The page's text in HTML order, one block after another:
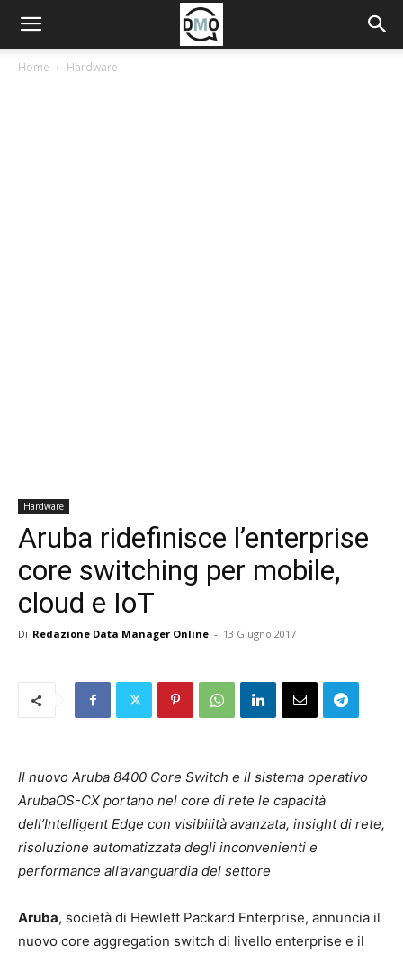
Home Hardware
Hardware
Aruba ridefinisce l’enterprise
core switching per mobile,
cloud e IoT
Di Redazione Data Manager Online - 13 Giugno 2017
Il nuovo Aruba 8400 Core Switch e il sistema operativo
ArubaOS-CX portano nel core di rete le capacità
dell’Intelligent Edge con visibilità avanzata, insight di rete,
risoluzione automatizzata degli inconvenienti e
performance all’avanguardia del settore
Aruba, società di Hewlett Packard Enterprise, annuncia il
nuovo core aggregation switch di livello enterprise e il